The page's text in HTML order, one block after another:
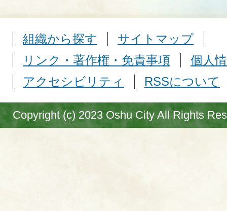
組織から探す
サイトマップ
リンク・著作権・免責事項
個人
アクセシビリティ
RSSについて
Copyright (c) 2023 Oshu City All Rights